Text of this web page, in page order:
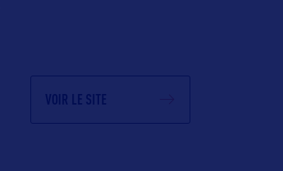
VOIR LE SITE